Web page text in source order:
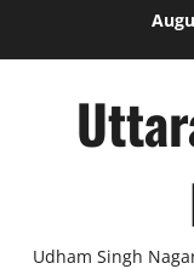
Udham Singh